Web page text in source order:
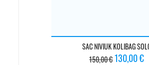
SAC NIVIUK KOLIBAG
Prix
150,00 €Prix
130,00 €